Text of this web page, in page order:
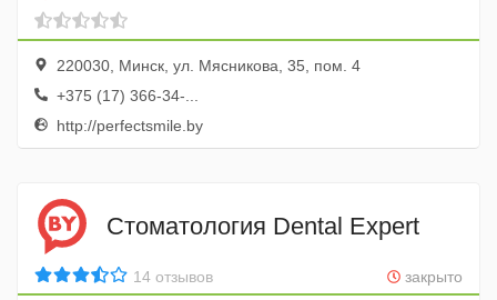
220030, Минск, ул. Мясникова, 35, пом. 4
+375 (17) 366-34-...
http://perfectsmile.by
Стоматология Dental Expert
закрыто
14 отзывов